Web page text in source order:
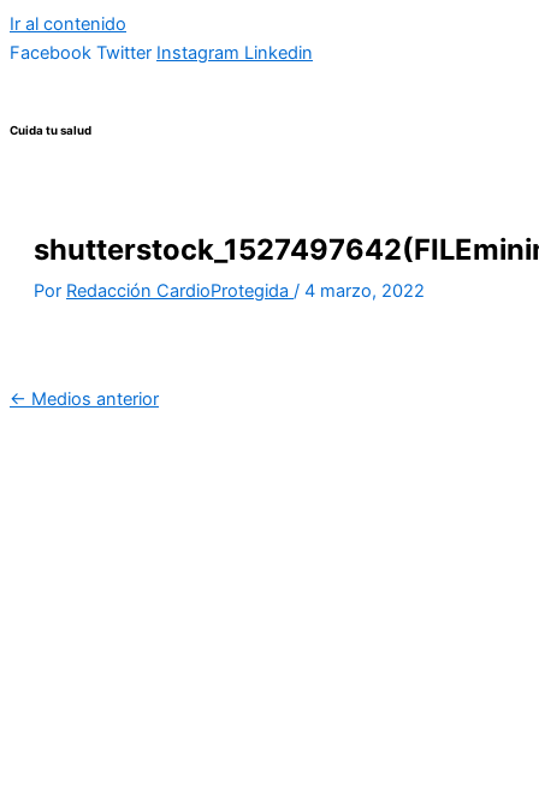
Ir al contenido
Facebook Twitter Instagram Linkedin
Cuida tu salud
Por Redacción CardioProtegida / 4 marzo, 2022
← Medios anterior